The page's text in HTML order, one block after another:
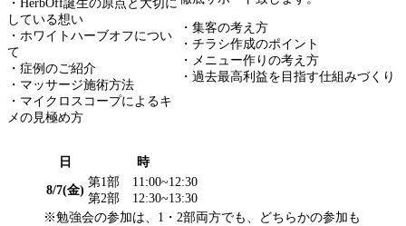
・HerbOff誕生の原点と大切に
している想い
・ホワイトハーブオフについ
て
・症例のご紹介
・マッサージ施術方法
・マイクロスコープによるキ
メの見極め方
・集客の考え方
・チラシ作成のポイント
・メニュー作りの考え方
・過去最高利益を目指す仕組みづくり
日 時
8/7(金)
第1部 11:00~12:30
第2部 12:30~13:30
※勉強会の参加は、1・2部両方でも、どちらかの参加も